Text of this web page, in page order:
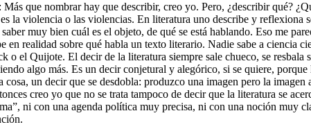
Más que nombrar hay que describir, creo yo. Pero, ¿describir qué?
la violencia o las violencias. En literatura uno describe y reflexiona
muy bien cuál es el objeto, de qué se está hablando. Eso me
en realidad sobre qué habla un texto literario. Nadie sabe a ciencia
o el Quijote. El decir de la literatura siempre sale chueco, se resbala
algo más. Es un decir conjetural y alegórico, si se quiere, porque
cosa, un decir que se desdobla: produzco una imagen pero la imagen
creo yo que no se trata tampoco de decir que la literatura se
ni con una agenda política muy precisa, ni con una noción muy